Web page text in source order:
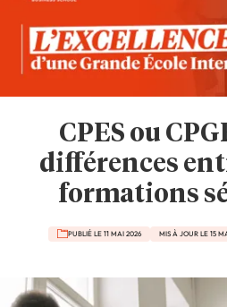
CPES ou
différences
formations
PUBLIÉ LE 11 MAI 2026 MIS À JOUR LE 15